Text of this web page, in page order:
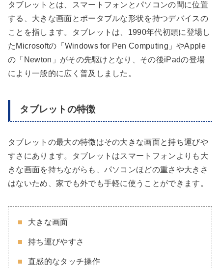
タブレットとは、スマートフォンとパソコンの間に位置
する、大きな画面とポータブルな形状を持つデバイスの
ことを指します。タブレットは、1990年代初頭に登場し
たMicrosoftの「Windows for Pen Computing」やApple
の「Newton」がその先駆けとなり、その後iPadの登場
により一般的に広く普及しました。
タブレットの特徴
タブレットの最大の特徴はその大きな画面と持ち運びや
すさにあります。タブレットはスマートフォンよりも大
きな画面を持ちながらも、パソコンほどの重さや大きさ
はないため、家でも外でも手軽に使うことができます。
大きな画面
持ち運びやすさ
直感的なタッチ操作